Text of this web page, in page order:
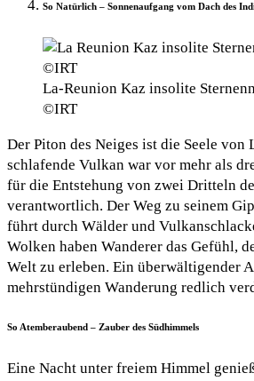
So Natürlich – Sonnenaufgang vom Dach des
La-Reunion Kaz insolite
©IRT
Der Piton des Neiges ist die Seele von
schlafende Vulkan war vor mehr als
für die Entstehung von zwei Dritteln
verantwortlich. Der Weg zu seinem
führt durch Wälder und
Wolken haben Wanderer das Gefühl,
Welt zu erleben. Ein überwältigender
mehrstündigen Wanderung redlich
So Atemberaubend – Zauber des Südhimmels
Eine Nacht unter freiem Himmel